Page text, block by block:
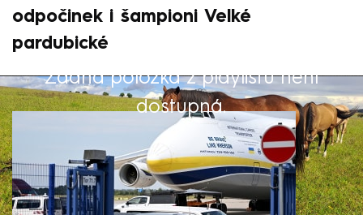
odpočinek i šampioni Velké
pardubické
Žádná položka z playlistu není
dostupná.
Výběr redakce